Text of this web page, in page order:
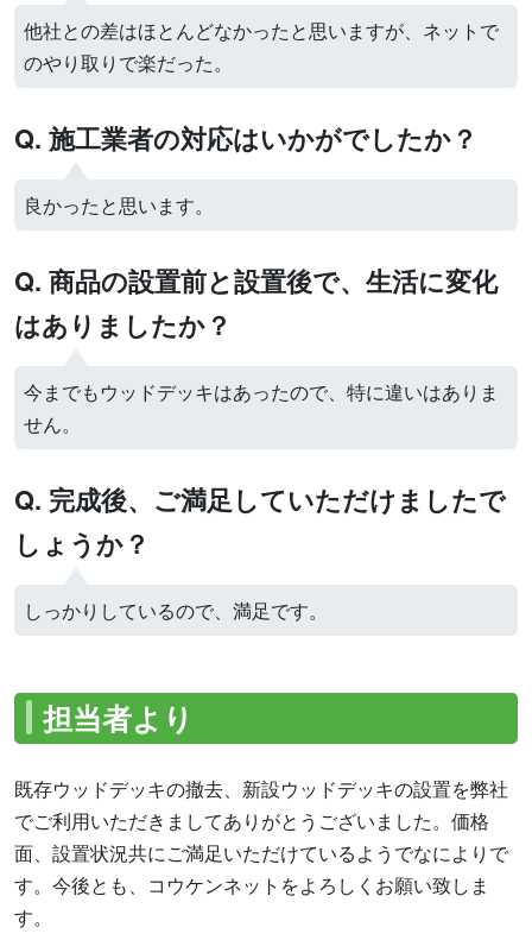
他社との差はほとんどなかったと思いますが、ネットで
のやり取りで楽だった。
Q. 施工業者の対応はいかがでしたか？
良かったと思います。
Q. 商品の設置前と設置後で、生活に変化
はありましたか？
今までもウッドデッキはあったので、特に違いはありま
せん。
Q. 完成後、ご満足していただけましたで
しょうか？
しっかりしているので、満足です。
担当者より
既存ウッドデッキの撤去、新設ウッドデッキの設置を弊社
でご利用いただきましてありがとうございました。価格
面、設置状況共にご満足いただけているようでなによりで
す。今後とも、コウケンネットをよろしくお願い致しま
す。